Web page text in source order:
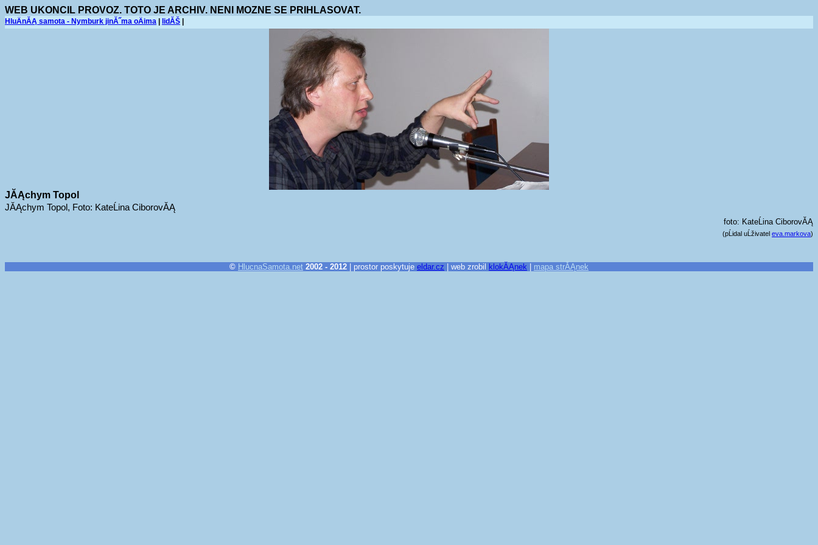
WEB UKONCIL PROVOZ. TOTO JE ARCHIV. NENI MOZNE SE PRIHLASOVAT.
HluÄnĂĄ samota - Nymburk jinĂ˝ma oÄima lidĂŠ
JĂĄchym Topol
JĂĄchym Topol, Foto: KateĹina CiborovĂĄ
foto: KateĹina CiborovĂĄ
(pĹidal uĹživatel eva.markova)
© HlucnaSamota.net 2002 - 2012 | prostor poskytuje eldar.cz | web zrobil klokĂĄnek mapa strĂĄnek